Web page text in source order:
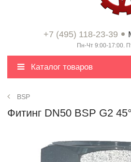
+7 (495) 118-23-39
Пн-Чт 9:00-17:00.
Каталог товаров
BSP
Фитинг DN50 BSP G2